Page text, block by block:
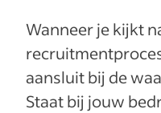
Wanneer je kijkt
aansluit bij de
Staat bij jouw